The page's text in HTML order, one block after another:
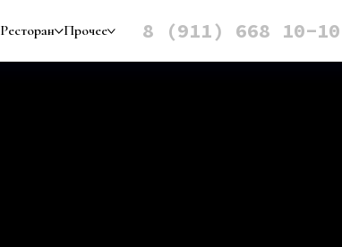
Ресторан Прочее 8 (911) 668 10-10